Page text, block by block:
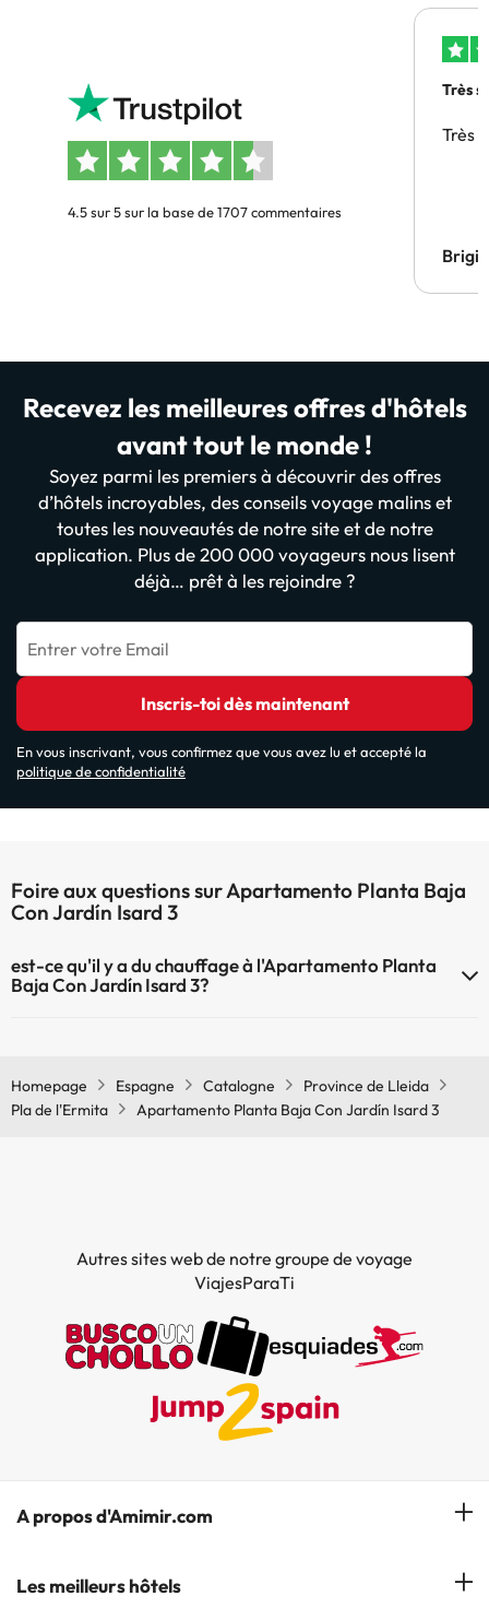
4.5 sur 5 sur la base de 1707 commentaires
Très
Très
Recevez les meilleures offres d'hôtels
avant tout le monde !
Soyez parmi les premiers à découvrir des offres
d’hôtels incroyables, des conseils voyage malins et
toutes les nouveautés de notre site et de notre
application. Plus de 200 000 voyageurs nous lisent
déjà… prêt à les rejoindre ?
Entrer votre Email
Inscris-toi dès maintenant
En vous inscrivant, vous confirmez que vous avez lu et accepté la
politique de confidentialité
Foire aux questions sur Apartamento Planta Baja
Con Jardín Isard 3
est-ce qu'il y a du chauffage à l'Apartamento Planta
Baja Con Jardín Isard 3?
Homepage
Espagne Catalogne
Province de Lleida
Pla de l'Ermita
Apartamento Planta Baja Con Jardín Isard 3
Autres sites web de notre groupe de voyage
ViajesParaTi
A propos d'Amimir.com
Notre équipe
Les meilleurs hôtels